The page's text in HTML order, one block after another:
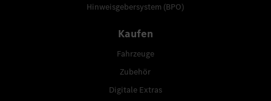
Hinweisgebersystem (BPO)
Kaufen
Fahrzeuge
Zubehör
Digitale Extras